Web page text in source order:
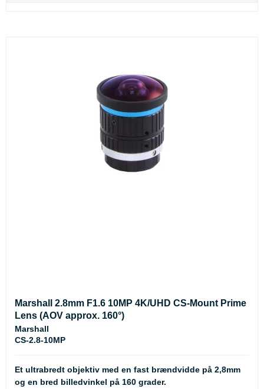
Marshall 2.8mm F1.6 10MP 4K/UHD CS-Mount Prime
Lens (AOV approx. 160°)
Marshall
CS-2.8-10MP
Et ultrabredt objektiv med en fast brændvidde på 2,8mm
og en bred billedvinkel på 160 grader.